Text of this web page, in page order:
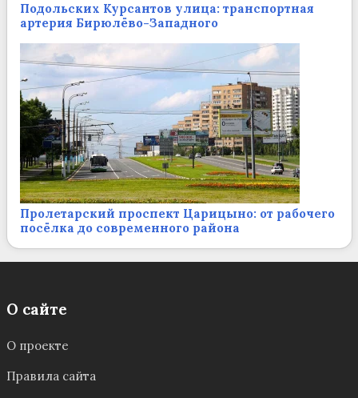
Подольских Курсантов улица: транспортная
артерия Бирюлёво-Западного
Пролетарский проспект Царицыно: от рабочего
посёлка до современного района
О сайте
О проекте
Правила сайта